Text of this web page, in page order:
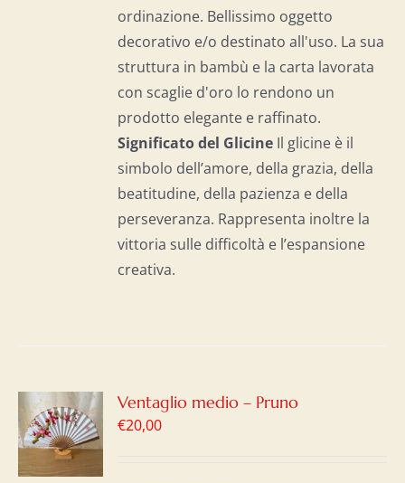
ordinazione. Bellissimo oggetto
decorativo e/o destinato all'uso. La sua
struttura in bambù e la carta lavorata
con scaglie d'oro lo rendono un
prodotto elegante e raffinato.
Significato del Glicine Il glicine è il
simbolo dell’amore, della grazia, della
beatitudine, della pazienza e della
perseveranza. Rappresenta inoltre la
vittoria sulle difficoltà e l’espansione
creativa.
Ventaglio medio – Pruno
€20,00